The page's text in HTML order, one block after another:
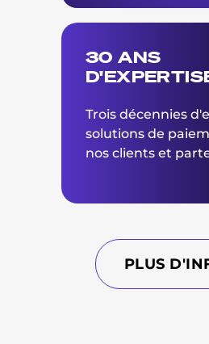
30 ANS
Trois décennies
solutions de
nos clients et
PLUS